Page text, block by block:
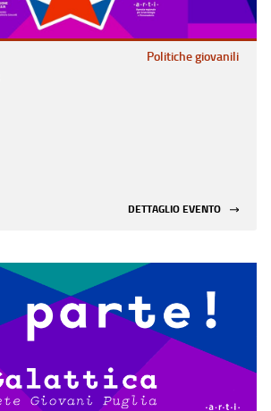
Politiche giovanili
DETTAGLIO EVENTO